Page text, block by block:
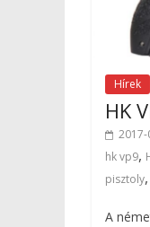
Hírek
HK
hk vp9,
pisztoly,
A